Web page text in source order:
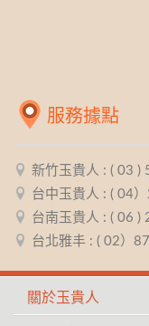
服務據點
新竹玉貴人 : ( 03 )
台中玉貴人 : ( 04
台南玉貴人 : ( 06 )
台北雅丰 : ( 02）
關於玉貴人